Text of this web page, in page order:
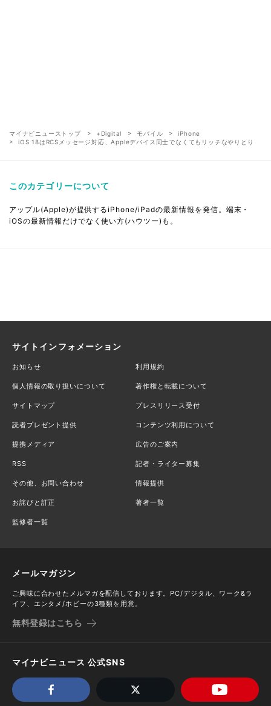
マイナビニューストップ +Digital モバイル
iPhone
iOS 18はRCSメッセージ対応、Appleデバイス同士でなくてもリッチなやりとり
このカテゴリーについて
アップル(Apple)が提供するiPhone/iPadの最新情報を発信。端末・
iOSの最新情報だけでなく使い方(ハウツー)も。
サイトインフォメーション
お知らせ 利用規約
個人情報の取り扱いについて 著作権と転載について
サイトマップ プレスリリース受付
読者プレゼント提供 コンテンツ利用について
提携メディア 広告のご案内
RSS 記者・ライター募集
その他、お問い合わせ 情報提供
お詫びと訂正 著者一覧
監修者一覧
メールマガジン
ご興味に合わせたメルマガを配信しております。PC/デジタル、ワーク&ラ
イフ、エンタメ/ホビーの3種類を用意。
無料登録はこちら
マイナビニュース 公式SNS